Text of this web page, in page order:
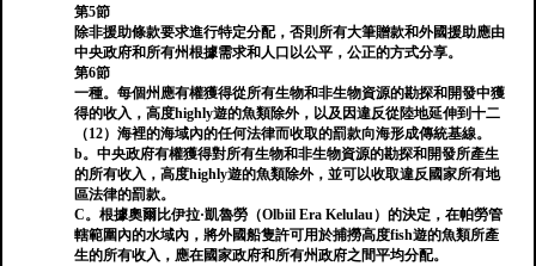
第5節
除非援助條款要求進行特定分配，否則所有大筆贈款和外國援助應由
中央政府和所有州根據需求和人口以公平，公正的方式分享。
第6節
一種。每個州應有權獲得從所有生物和非生物資源的勘探和開發中獲
得的收入，高度highly遊的魚類除外，以及因違反從陸地延伸到十二
（12）海裡的海域內的任何法律而收取的罰款向海形成傳統基線。
b。中央政府有權獲得對所有生物和非生物資源的勘探和開發所產生
的所有收入，高度highly遊的魚類除外，並可以收取違反國家所有地
區法律的罰款。
C。根據奧爾比伊拉·凱魯勞（Olbiil Era Kelulau）的決定，在帕勞管
轄範圍內的水域內，將外國船隻許可用於捕撈高度fish遊的魚類所產
生的所有收入，應在國家政府和所有州政府之間平均分配。